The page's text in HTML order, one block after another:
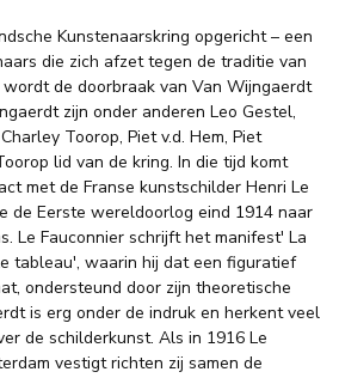
Kunstenaarskring opgericht – een
die zich afzet tegen de traditie van
de doorbraak van Van Wijngaerdt
zijn onder anderen Leo Gestel,
Toorop, Piet v.d. Hem, Piet
lid van de kring. In die tijd komt
met de Franse kunstschilder Henri Le
de Eerste wereldoorlog eind 1914 naar
Le Fauconnier schrijft het manifest' La
tableau', waarin hij dat een figuratief
ondersteund door zijn theoretische
is erg onder de indruk en herkent veel
de schilderkunst. Als in 1916 Le
vestigt richten zij samen de